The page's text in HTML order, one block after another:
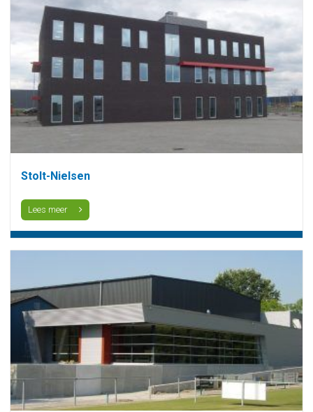
Stolt-Nielsen
Lees meer